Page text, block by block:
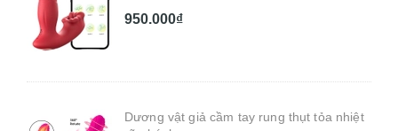
950.000₫
Dương vật giả cầm tay rung thụt tỏa nhiệt